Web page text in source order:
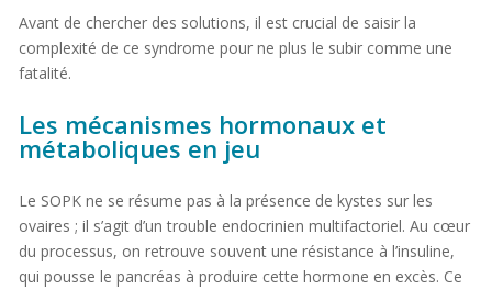
Avant de chercher des solutions, il est crucial de saisir la
complexité de ce syndrome pour ne plus le subir comme une
fatalité.
Les mécanismes hormonaux et
métaboliques en jeu
Le SOPK ne se résume pas à la présence de kystes sur les
ovaires ; il s’agit d’un trouble endocrinien multifactoriel. Au cœur
du processus, on retrouve souvent une résistance à l’insuline,
qui pousse le pancréas à produire cette hormone en excès. Ce